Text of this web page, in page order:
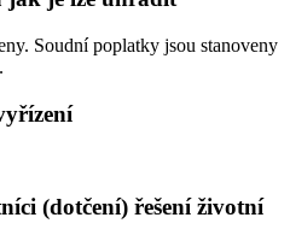
Soudní poplatky jsou stanoveny
(dotčení) řešení životní